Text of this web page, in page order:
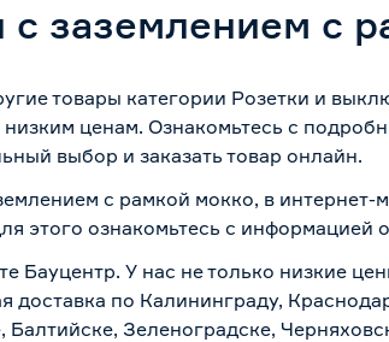
с заземлением с
товары категории Розетки и
ценам. Ознакомьтесь с
выбор и заказать товар онлайн.
с рамкой мокко, в
этого ознакомьтесь с информацией о
У нас не только низкие
по Калининграду,
Зеленоградске,